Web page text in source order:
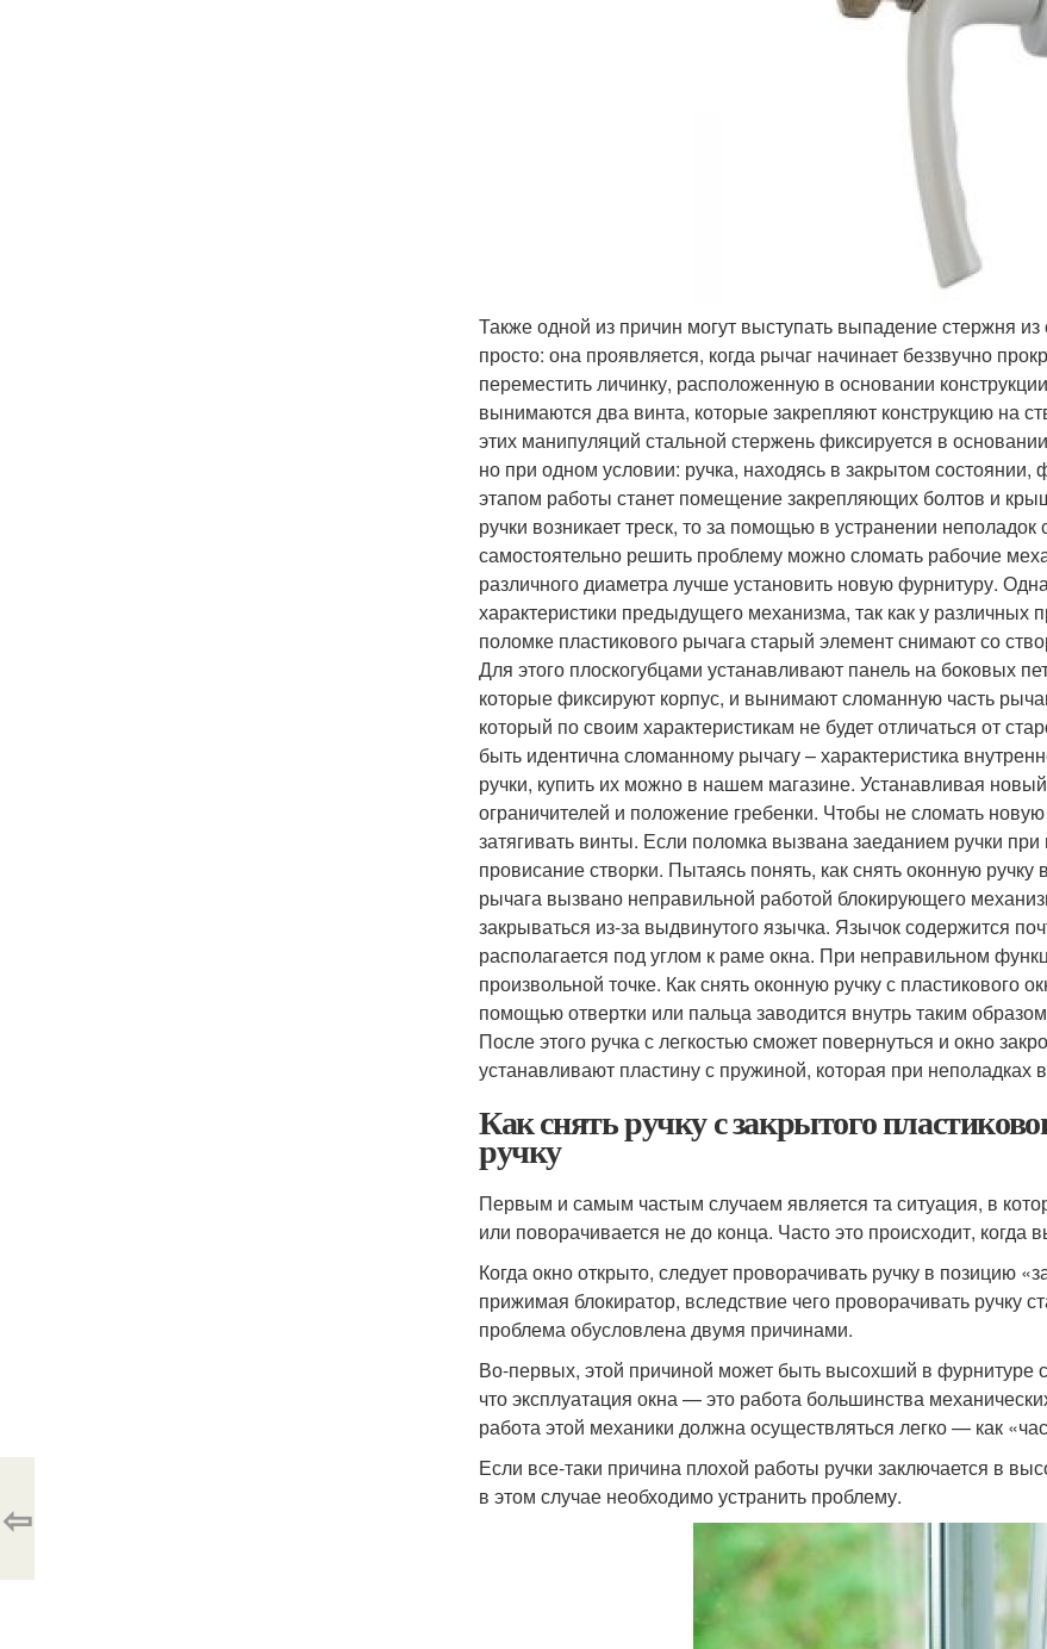
Также одной из причин могут выступать выпадение стержня
просто: она проявляется, когда рычаг начинает беззвучно
переместить личинку, расположенную в основании
вынимаются два винта, которые закрепляют конструкцию на
этих манипуляций стальной стержень фиксируется в
но при одном условии: ручка, находясь в закрытом
этапом работы станет помещение закрепляющих болтов и
ручки возникает треск, то за помощью в устранении
самостоятельно решить проблему можно сломать рабочие
различного диаметра лучше установить новую фурнитуру.
характеристики предыдущего механизма, так как у различных
поломке пластикового рычага старый элемент снимают со
Для этого плоскогубцами устанавливают панель на боковых
которые фиксируют корпус, и вынимают сломанную часть
который по своим характеристикам не будет отличаться от
быть идентична сломанному рычагу – характеристика
ручки, купить их можно в нашем магазине. Устанавливая
ограничителей и положение гребенки. Чтобы не сломать
затягивать винты. Если поломка вызвана заеданием ручки
провисание створки. Пытаясь понять, как снять оконную ручку
рычага вызвано неправильной работой блокирующего
закрываться из-за выдвинутого язычка. Язычок содержится
располагается под углом к раме окна. При неправильном
произвольной точке. Как снять оконную ручку с пластикового
помощью отвертки или пальца заводится внутрь таким
После этого ручка с легкостью сможет повернуться и окно
устанавливают пластину с пружиной, которая при неполадках
Как снять ручку с закрытого
ручку
Первым и самым частым случаем является та ситуация, в
или поворачивается не до конца. Часто это происходит, когда
Когда окно открыто, следует проворачивать ручку в позицию
прижимая блокиратор, вследствие чего проворачивать ручку
проблема обусловлена двумя причинами.
Во-первых, этой причиной может быть высохший в фурнитуре
что эксплуатация окна — это работа большинства
работа этой механики должна осуществляться легко — как
Если все-таки причина плохой работы ручки заключается в
в этом случае необходимо устранить проблему.
⇦